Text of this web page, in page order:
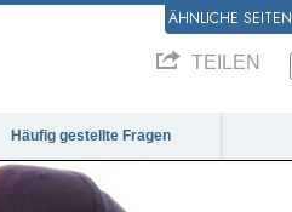
ÄHNLICHE SEITEN
TEILEN
Häufig gestellte Fragen